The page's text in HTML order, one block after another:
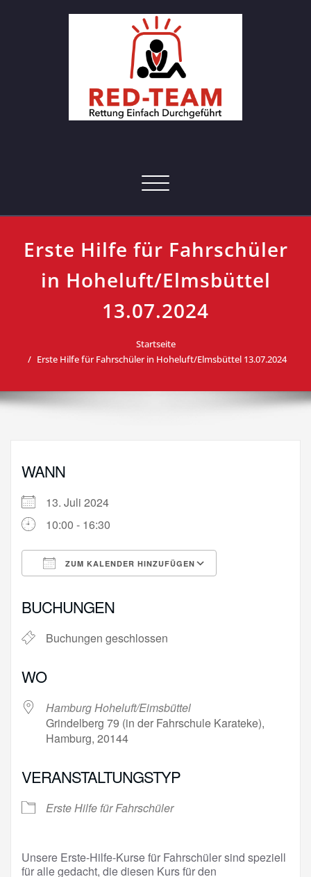
Hamburg
Toggle navigation
Erste Hilfe für Fahrschüler
in Hoheluft/Elmsbüttel
13.07.2024
Startseite
Erste Hilfe für Fahrschüler in Hoheluft/Elmsbüttel 13.07.2024
WANN
13. Juli 2024
10:00 - 16:30
ZUM KALENDER HINZUFÜGEN
BUCHUNGEN
Buchungen geschlossen
WO
Hamburg Hoheluft/Eimsbüttel
Grindelberg 79 (in der Fahrschule Karateke),
Hamburg, 20144
VERANSTALTUNGSTYP
Erste Hilfe für Fahrschüler
Unsere Erste-Hilfe-Kurse für Fahrschüler sind speziell
für alle gedacht, die diesen Kurs für den